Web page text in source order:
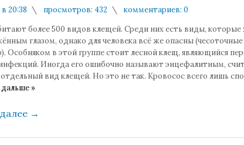
в 20:38 просмотров: 432
комментариев: 0
более 500 видов клещей. Среди них есть виды, которые
глазом, однако для человека всё же опасны
Особняком в этой группе стоит лесной клещ, являющийся
Иногда его ошибочно называют энцефалитным,
вид клещей. Но это не так. Кровосос всего лишь
»
→